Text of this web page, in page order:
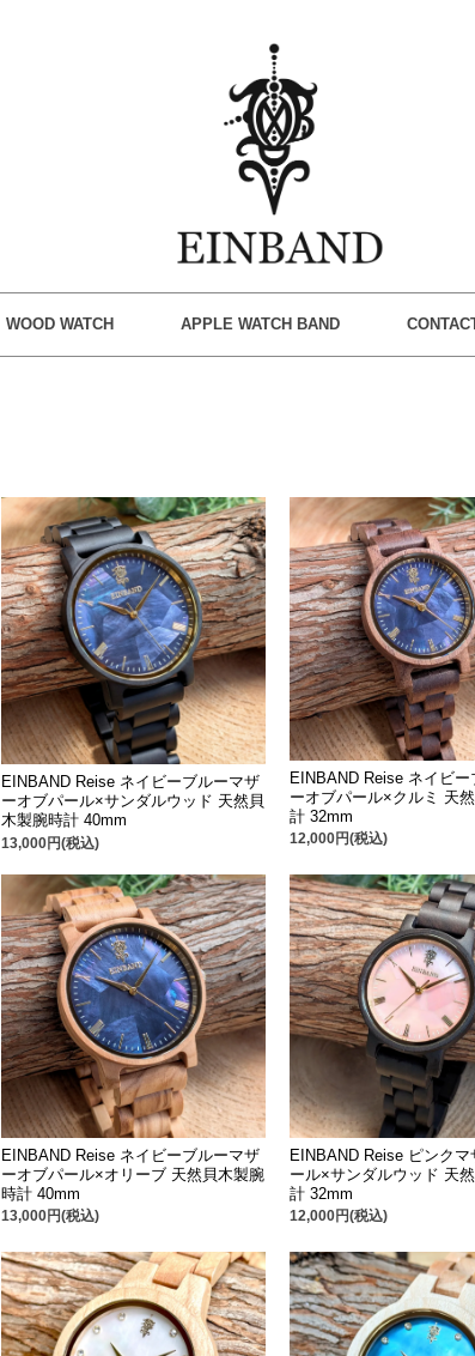
WOOD WATCH APPLE WATCH BAND
EINBAND Reise ネイビーブルーマザ
ーオブパール×サンダルウッド 天然貝
木製腕時計 40mm
13,000円(税込)
EINBAND Reise ネイビー
ーオブパール×クルミ 天
計 32mm
12,000円(税込)
EINBAND Reise ネイビーブルーマザ
ーオブパール×オリーブ 天然貝木製腕
時計 40mm
13,000円(税込)
EINBAND Reise ピンクマ
ール×サンダルウッド 天
計 32mm
12,000円(税込)